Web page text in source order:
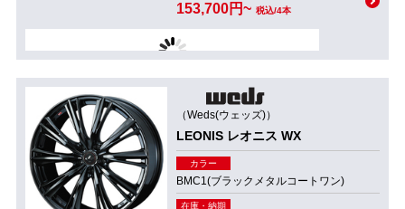
153,700円~ 税込/4本
（Weds(ウェッズ)）
LEONIS レオニス WX
カラー
BMC1(ブラックメタルコートワン)
在庫・納期